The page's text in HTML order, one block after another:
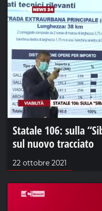
Statale 106: sulla
sul nuovo tracciato
22 ottobre 2021